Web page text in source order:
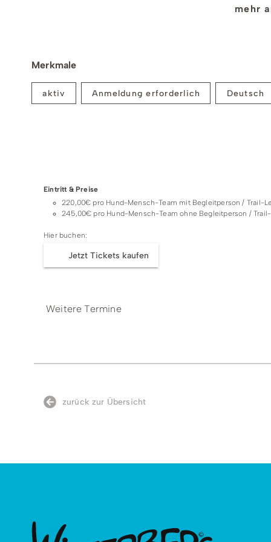
Buchungsbestätigung.
Einlösebedingungen:
Der ermäßigte Preis gilt nur, wenn eine
steht.
Zwischen den Übungen sollte sich der Hund im
Wir senden dir vorab wichtige Informationen zu
Bei Nichterreichen der Mindestteilnehmerzahl
uns eine kurzfristige Absage telefonisch oder
Wichtiger Hinweis zur Teilnahme:
Enthaltene Leistungen:
mehr
Merkmale
aktiv Anmeldung erforderlich Deutsch
Eintritt & Preise
220,00€ pro Hund-Mensch-Team mit Begleitperson / Trail-
245,00€ pro Hund-Mensch-Team ohne Begleitperson /
Hier buchen:
Jetzt Tickets kaufen
Weitere Termine
zurück zur Übersicht